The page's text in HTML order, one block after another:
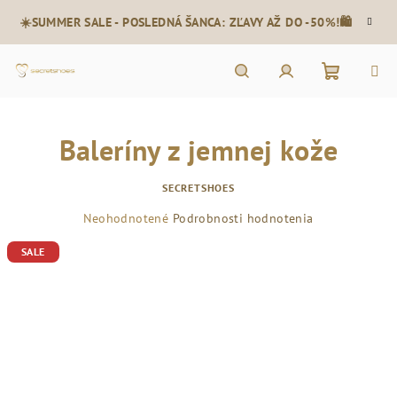
obsah
☀️SUMMER SALE - POSLEDNÁ ŠANCA: ZĽAVY AŽ DO -50%!🛍️
košík
Baleríny z jemnej kože
SECRETSHOES
Priemerné
Neohodnotené Podrobnosti hodnotenia
SALE